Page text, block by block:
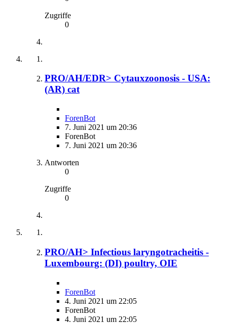
Zugriffe
0
PRO/AH/EDR> Cytauxzoonosis - USA:
(AR) cat
ForenBot
7. Juni 2021 um 20:36
ForenBot
7. Juni 2021 um 20:36
Antworten
0
Zugriffe
0
PRO/AH> Infectious laryngotracheitis -
Luxembourg: (DI) poultry, OIE
ForenBot
4. Juni 2021 um 22:05
ForenBot
4. Juni 2021 um 22:05